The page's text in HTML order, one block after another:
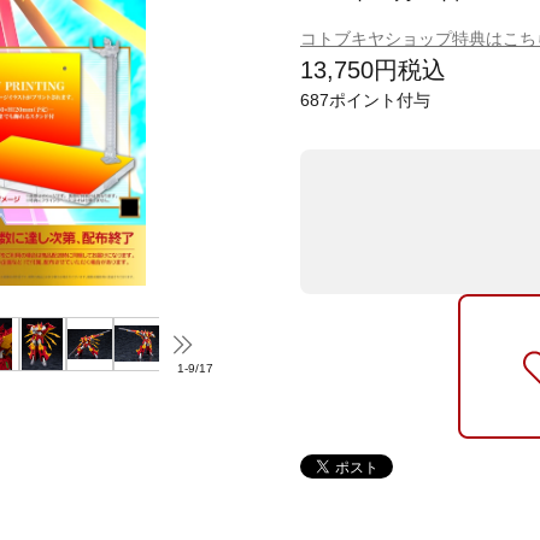
1-9/17
コトブキヤショップ特典はこち
13,750円税込
687ポイント付与